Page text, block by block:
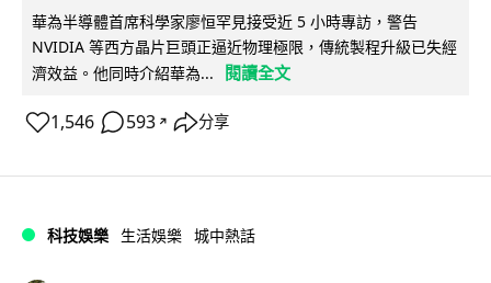
華為半導體首席科學家廖恒罕見接受近 5 小時專訪，警告
NVIDIA 等西方晶片巨頭正逼近物理極限，傳統製程升級已失經
濟效益。他同時介紹華為...
閱讀全文
1,546 593 ↗ 分享
科技娛樂 生活娛樂 城中熱話